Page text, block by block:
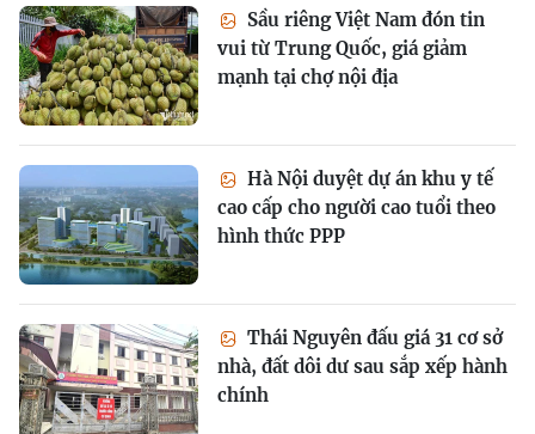
Sầu riêng Việt Nam đón tin
vui từ Trung Quốc, giá giảm
mạnh tại chợ nội địa
Hà Nội duyệt dự án khu y tế
cao cấp cho người cao tuổi theo
hình thức PPP
Thái Nguyên đấu giá 31 cơ sở
nhà, đất dôi dư sau sắp xếp hành
chính